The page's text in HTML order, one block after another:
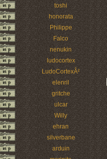
toshi
honorata
Philippe
Falco
nenukin
ludocortex
LudoCortexÂ²
elenril
gritche
ulcar
Willy
ehran
silverbane
arduin